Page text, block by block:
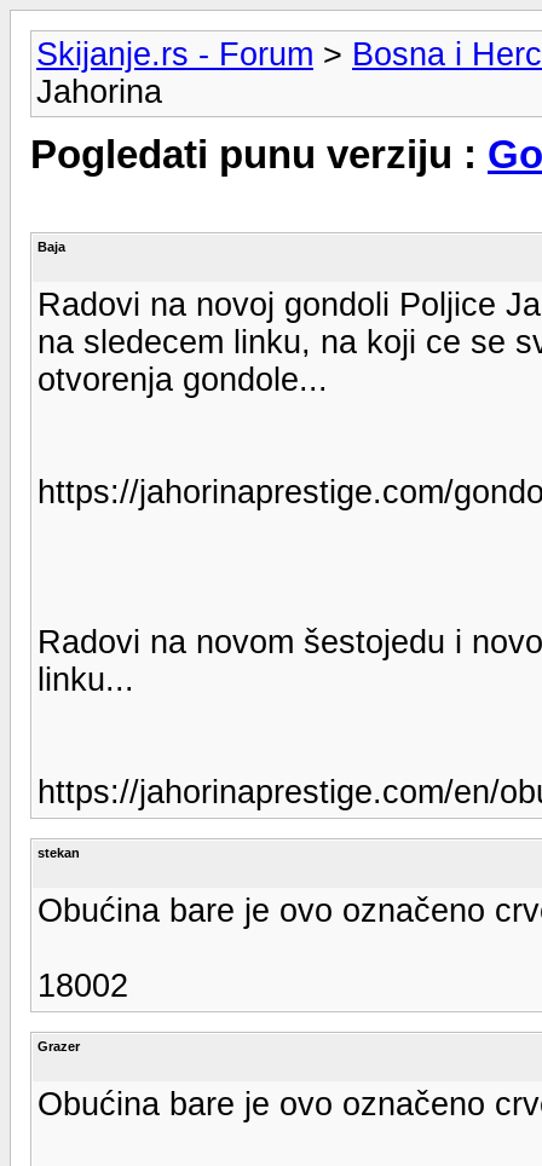
Skijanje.rs - Forum > Bosna i
Jahorina
Pogledati punu verziju :
Baja
Radovi na novoj gondoli Poljice
na sledecem linku, na koji ce se
otvorenja gondole...
https://jahorinaprestige.com/
Radovi na novom šestojedu i
linku...
https://jahorinaprestige.com/en/
stekan
Obućina bare je ovo označeno
18002
Grazer
Obućina bare je ovo označeno